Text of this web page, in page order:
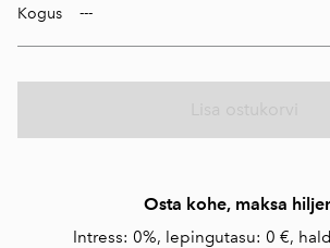
Kogus
Osta kohe, maksa
Intress: 0%, lepingutasu: 0 €,